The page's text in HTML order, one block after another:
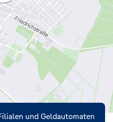
und Geldautomaten